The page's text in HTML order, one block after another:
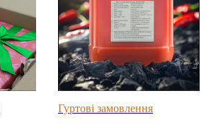
Гуртові замовлення